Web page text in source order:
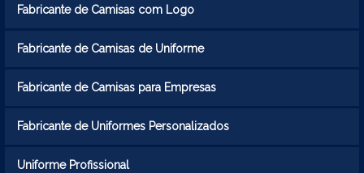
Fabricante de Camisas com Logo
Fabricante de Camisas de Uniforme
Fabricante de Camisas para Empresas
Fabricante de Uniformes Personalizados
Uniforme Profissional